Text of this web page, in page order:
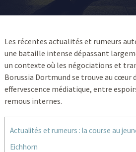
Les récentes actualités et rumeurs
une bataille intense dépassant
un contexte où les négociations et
Borussia Dortmund se trouve au cœur
effervescence médiatique, entre
remous internes.
Actualités et rumeurs : la course au
Eichhorn